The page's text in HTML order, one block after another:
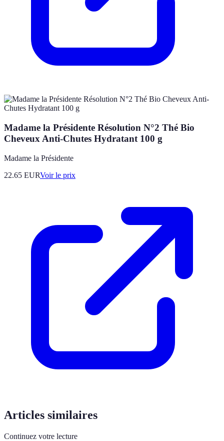
Madame la Présidente Résolution N°2 Thé Bio
Cheveux Anti-Chutes Hydratant 100 g
Madame la Présidente
22.65 EURVoir le prix
Articles similaires
Continuez votre lecture